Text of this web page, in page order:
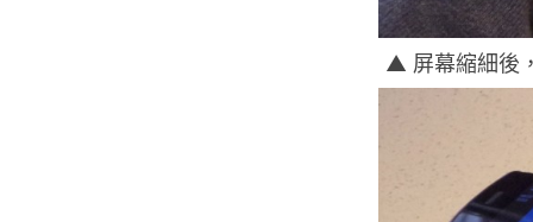
▲ 屏幕縮細後